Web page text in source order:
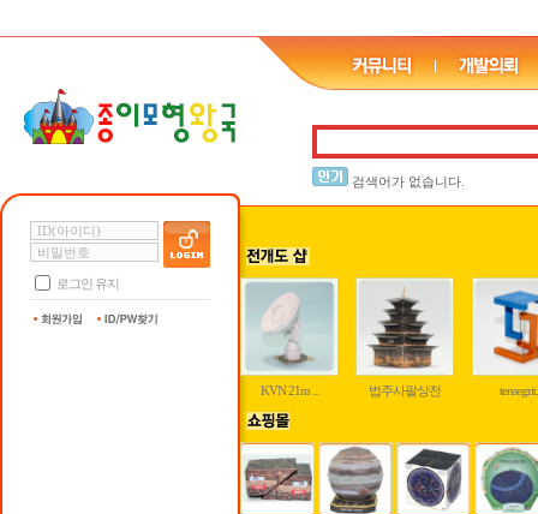
검색어가 없습니다.
로그인 유지
KVN 21m ... 법주사팔상전